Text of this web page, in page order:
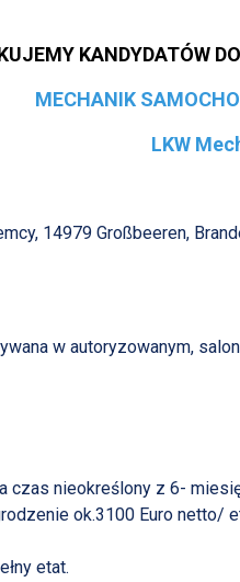
KANDYDATÓW
MECHANIK
LKW
14979 Großbeeren,
w autoryzowanym,
czas nieokreślony z 6-
ok.3100 Euro netto/
etat.